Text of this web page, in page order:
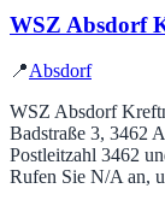
WSZ Absdorf
📍Absdorf
WSZ Absdorf
Badstraße 3, 3462
Postleitzahl 3462
Rufen Sie N/A an,